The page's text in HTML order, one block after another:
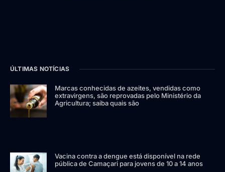
ÚLTIMAS NOTÍCIAS
Marcas conhecidas de azeites, vendidas como
extravirgens, são reprovadas pelo Ministério da
Agricultura; saiba quais são
Vacina contra a dengue está disponível na rede
pública de Camaçari para jovens de 10 a 14 anos